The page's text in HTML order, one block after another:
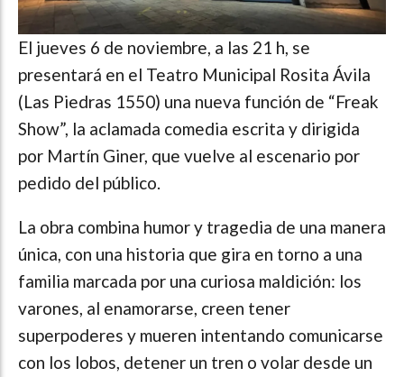
El jueves 6 de noviembre, a las 21 h, se
presentará en el Teatro Municipal Rosita Ávila
(Las Piedras 1550) una nueva función de “Freak
Show”, la aclamada comedia escrita y dirigida
por Martín Giner, que vuelve al escenario por
pedido del público.
La obra combina humor y tragedia de una manera
única, con una historia que gira en torno a una
familia marcada por una curiosa maldición: los
varones, al enamorarse, creen tener
superpoderes y mueren intentando comunicarse
con los lobos, detener un tren o volar desde un